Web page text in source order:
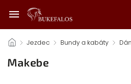
/ Jezdec / Bundy a kabáty /
Makebe